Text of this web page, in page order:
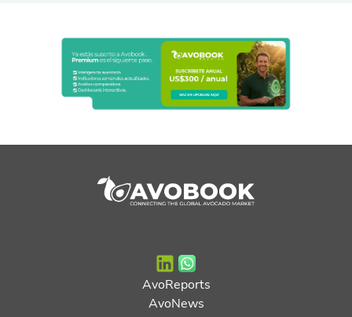
AvoReports
AvoNews